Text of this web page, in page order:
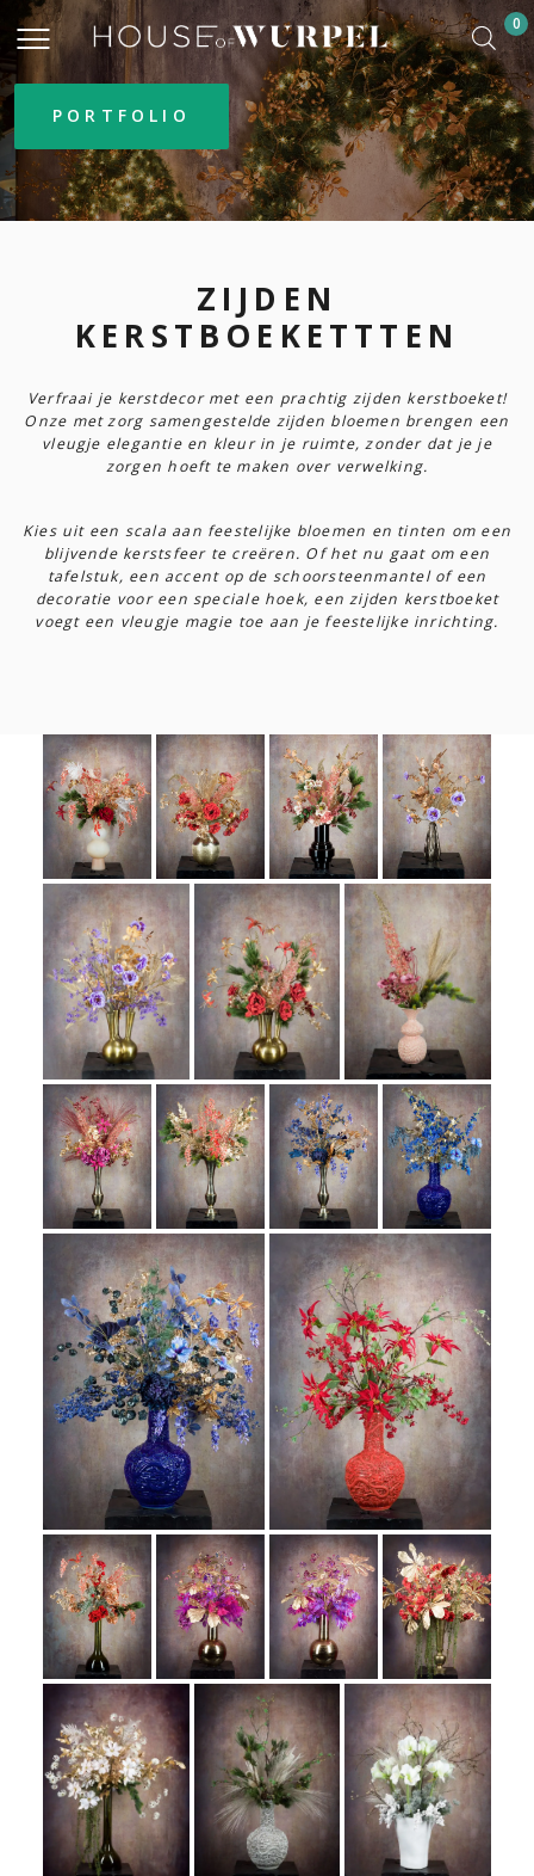
0
PORTFOLIO
ZIJDEN
KERSTBOEKETTTEN
Verfraai je kerstdecor met een prachtig zijden kerstboeket!
Onze met zorg samengestelde zijden bloemen brengen een
vleugje elegantie en kleur in je ruimte, zonder dat je je
zorgen hoeft te maken over verwelking.
Kies uit een scala aan feestelijke bloemen en tinten om een
blijvende kerstsfeer te creëren. Of het nu gaat om een
tafelstuk, een accent op de schoorsteenmantel of een
decoratie voor een speciale hoek, een zijden kerstboeket
voegt een vleugje magie toe aan je feestelijke inrichting.